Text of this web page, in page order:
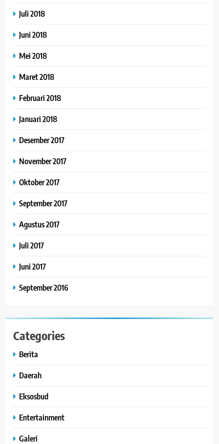
Juli 2018
Juni 2018
Mei 2018
Maret 2018
Februari 2018
Januari 2018
Desember 2017
November 2017
Oktober 2017
September 2017
Agustus 2017
Juli 2017
Juni 2017
September 2016
Categories
Berita
Daerah
Eksosbud
Entertainment
Galeri